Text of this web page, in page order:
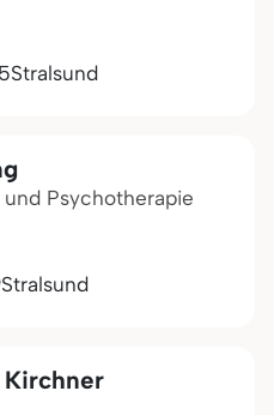
Stralsund
Psychotherapie
Stralsund